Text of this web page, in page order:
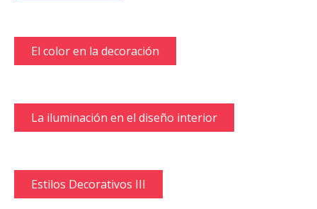
El color en la decoración
La iluminación en el diseño interior
Estilos Decorativos III